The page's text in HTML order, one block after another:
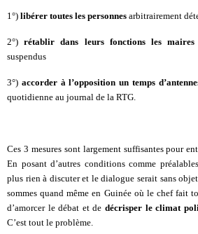
1°) libérer toutes les personnes arbitrairement
2°)rétablir dans leurs fonctions les maires
suspendus
3°) accorder à l’opposition un temps d’antenne
quotidienne au journal de la RTG.
Ces 3 mesures sont largement suffisantes pour
En posant d’autres conditions comme
plus rien à discuter et le dialogue serait sans
sommes quand même en Guinée où le chef fait
d’amorcer le débat et dedécrisper le climat
C’est tout le problème.